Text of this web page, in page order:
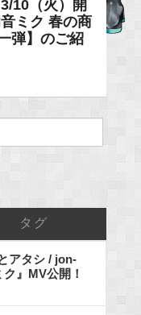
10（火）開
ミク 春の商
弾】のご紹
タグ
アタシ / jon-
』MV公開！